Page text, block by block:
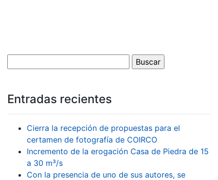
Entradas recientes
Cierra la recepción de propuestas para el
certamen de fotografía de COIRCO
Incremento de la erogación Casa de Piedra de 15
a 30 m³/s
Con la presencia de uno de sus autores, se